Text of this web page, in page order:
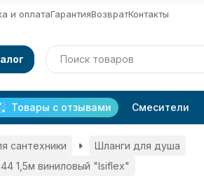
и оплатаГарантияВозвратКонтакты
Товары с отзывами Смесители
сантехники
Шланги для душа
1,5м виниловый "Isiflex"